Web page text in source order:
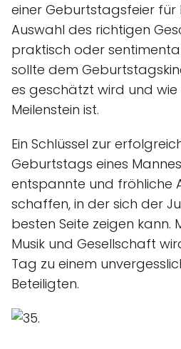
einer Geburtstagsfeier für
Auswahl des richtigen
praktisch oder
sollte dem
es geschätzt wird und
Meilenstein ist.
Ein Schlüssel zur
Geburtstags eines
entspannte und fröhliche
schaffen, in der sich der
besten Seite zeigen kann.
Musik und Gesellschaft
Tag zu einem
Beteiligten.